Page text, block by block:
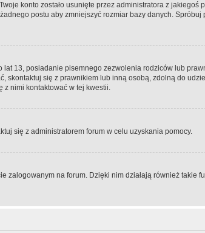
konto zostało usunięte przez administratora z jakiegoś
postu aby zmniejszyć rozmiar bazy danych. Spróbuj
13, posiadanie pisemnego zezwolenia rodziców lub
się z prawnikiem lub inną osobą, zdolną do
z nimi kontaktować w tej kwestii.
się z administratorem forum w celu uzyskania pomocy.
zalogowanym na forum. Dzięki nim działają również takie